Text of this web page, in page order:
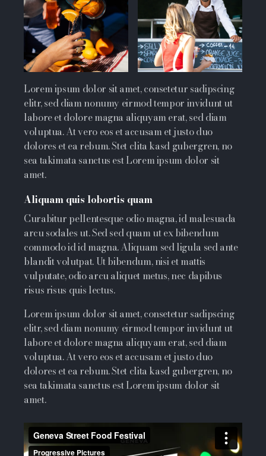
Lorem ipsum dolor sit amet, consetetur sadipscing
elitr, sed diam nonumy eirmod tempor invidunt ut
labore et dolore magna aliquyam erat, sed diam
voluptua. At vero eos et accusam et justo duo
dolores et ea rebum. Stet clita kasd gubergren, no
sea takimata sanctus est Lorem ipsum dolor sit
amet.
Aliquam quis lobortis quam
Curabitur pellentesque odio magna, id malesuada
arcu sodales ut. Sed sed quam ut ex bibendum
commodo id id magna. Aliquam sed ligula sed ante
blandit volutpat. Ut bibendum, nisi et mattis
vulputate, odio arcu aliquet metus, nec dapibus
risus risus quis lectus.
Lorem ipsum dolor sit amet, consetetur sadipscing
elitr, sed diam nonumy eirmod tempor invidunt ut
labore et dolore magna aliquyam erat, sed diam
voluptua. At vero eos et accusam et justo duo
dolores et ea rebum. Stet clita kasd gubergren, no
sea takimata sanctus est Lorem ipsum dolor sit
amet.